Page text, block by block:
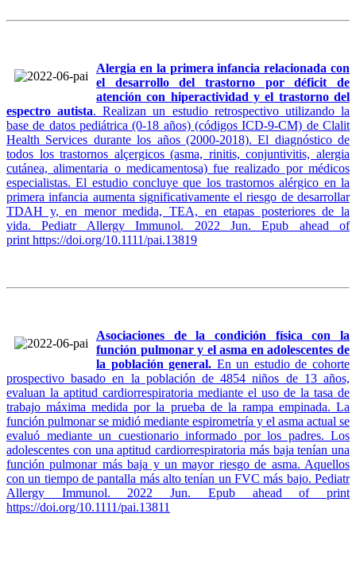
Alergia en la primera infancia relacionada con
el desarrollo del trastorno por déficit de
atención con hiperactividad y el trastorno del
espectro autista. Realizan un estudio retrospectivo utilizando la
base de datos pediátrica (0-18 años) (códigos ICD-9-CM) de Clalit
Health Services durante los años (2000-2018). El diagnóstico de
todos los trastornos alçergicos (asma, rinitis, conjuntivitis, alergia
cutánea, alimentaria o medicamentosa) fue realizado por médicos
especialistas. El estudio concluye que los trastornos alérgico en la
primera infancia aumenta significativamente el riesgo de desarrollar
TDAH y, en menor medida, TEA, en etapas posteriores de la
vida. Pediatr Allergy Immunol. 2022 Jun. Epub ahead of
print https://doi.org/10.1111/pai.13819
Asociaciones de la condición física con la
función pulmonar y el asma en adolescentes de
la población general. En un estudio de cohorte
prospectivo basado en la población de 4854 niños de 13 años,
evaluan la aptitud cardiorrespiratoria mediante el uso de la tasa de
trabajo máxima medida por la prueba de la rampa empinada. La
función pulmonar se midió mediante espirometría y el asma actual se
evaluó mediante un cuestionario informado por los padres. Los
adolescentes con una aptitud cardiorrespiratoria más baja tenían una
función pulmonar más baja y un mayor riesgo de asma. Aquellos
con un tiempo de pantalla más alto tenían un FVC más bajo. Pediatr
Allergy Immunol. 2022 Jun. Epub ahead of print
https://doi.org/10.1111/pai.13811